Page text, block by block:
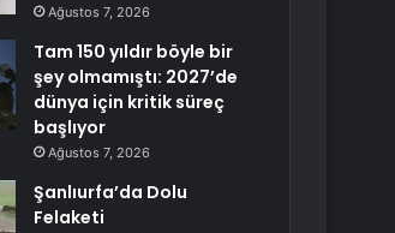
Ağustos 7, 2026
Tam 150 yıldır böyle bir
şey olmamıştı: 2027’de
dünya için kritik süreç
başlıyor
Ağustos 7, 2026
Şanlıurfa’da Dolu
Felaketi